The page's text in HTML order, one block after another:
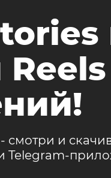
смотри и
Telegram-